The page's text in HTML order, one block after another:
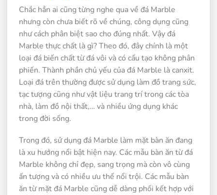
Chắc hẳn ai cũng từng nghe qua về đá Marble
nhưng còn chưa biết rõ về chúng, công dụng cũng
như cách phân biệt sao cho đúng nhất. Vậy đá
Marble thực chất là gì? Theo đó, đây chính là một
loại đá biến chất từ đá vôi và có cấu tạo không phân
phiến. Thành phần chủ yếu của đá Marble là canxit.
Loại đá trên thường được sử dụng làm đồ trang sức,
tạc tượng cũng như vật liệu trang trí trong các tòa
nhà, làm đồ nội thất,… và nhiều ứng dụng khác
trong đời sống.
Trong đó, sử dụng đá Marble làm mặt bàn ăn đang
là xu hướng nổi bật hiện nay. Các mẫu bàn ăn từ đá
Marble không chỉ đẹp, sang trọng mà còn vô cùng
ấn tượng và có nhiều ưu thế nổi trội. Các mẫu bàn
ăn từ mặt đá Marble cũng dễ dàng phối kết hợp với